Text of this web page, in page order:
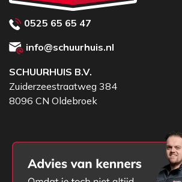
0525 65 65 47
info@schuurhuis.nl
SCHUURHUIS B.V.
Zuiderzeestraatweg 384
8096 CN Oldebroek